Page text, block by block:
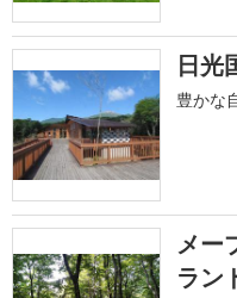
日光
豊かな
メー
ラン